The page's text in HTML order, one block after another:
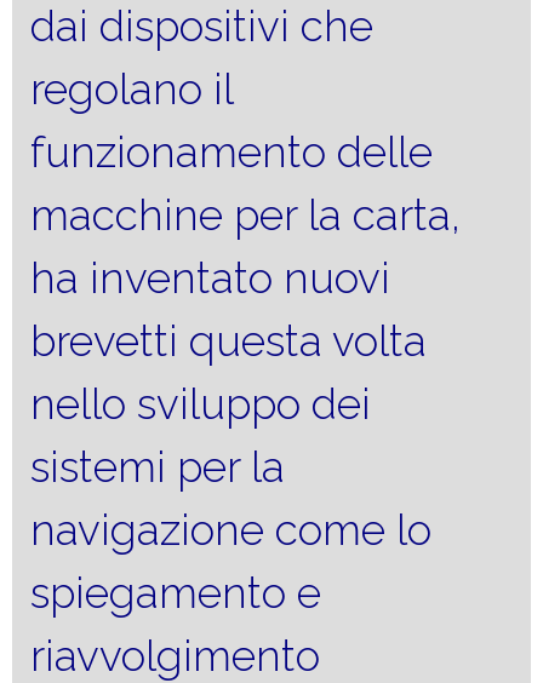
dai dispositivi che
regolano il
funzionamento delle
macchine per la carta,
ha inventato nuovi
brevetti questa volta
nello sviluppo dei
sistemi per la
navigazione come lo
spiegamento e
riavvolgimento